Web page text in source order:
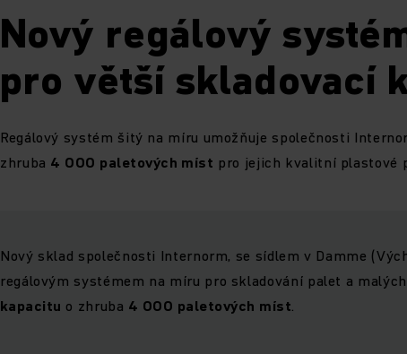
Nový regálový
pro větší skladovací
Regálový systém šitý na míru umožňuje společnosti
zhruba 4 000 paletových míst pro jejich kvalitní plastové
Nový sklad společnosti Internorm, se sídlem v Damme
regálovým systémem na míru pro skladování palet a
kapacitu o zhruba 4 000 paletových míst.